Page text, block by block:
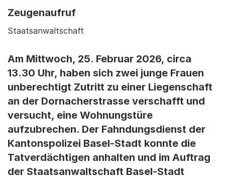
Zeugenaufruf
Staatsanwaltschaft
Am Mittwoch, 25. Februar 2026, circa
13.30 Uhr, haben sich zwei junge Frauen
unberechtigt Zutritt zu einer Liegenschaft
an der Dornacherstrasse verschafft und
versucht, eine Wohnungstüre
aufzubrechen. Der Fahndungsdienst der
Kantonspolizei Basel-Stadt konnte die
Tatverdächtigen anhalten und im Auftrag
der Staatsanwaltschaft Basel-Stadt